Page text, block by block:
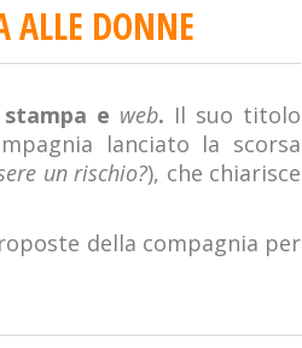
DONNE
e web. Il suo titolo
lanciato la scorsa
un rischio?), che chiarisce
della compagnia per